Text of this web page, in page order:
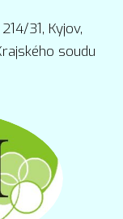
31, Kyjov,
soudu